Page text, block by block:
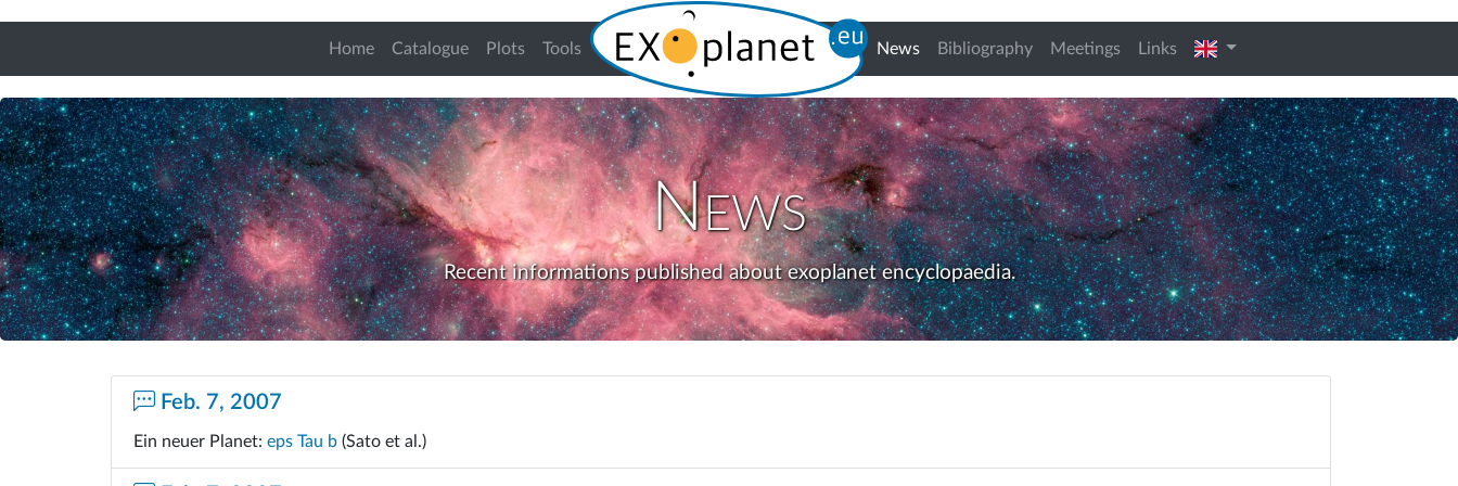
Home Catalogue Plots Tools News(current)
Bibliography Meetings Links english
News
Recent informations published about exoplanet encyclopaedia.
Feb. 7, 2007
Ein neuer Planet: eps Tau b (Sato et al.)